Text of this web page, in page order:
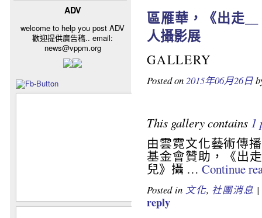
ADV
welcome to help you post ADV
歡迎提供廣告稿.. email:
news@vppm.org
區雁華，《出走
人攝影展
GALLERY
Posted on 2015年06月26日
This gallery contains 1
由雲霓文化藝術傳
基金會贊助，《出
兒》攝 … Continue
Posted in 文化, 社團消息 |
reply